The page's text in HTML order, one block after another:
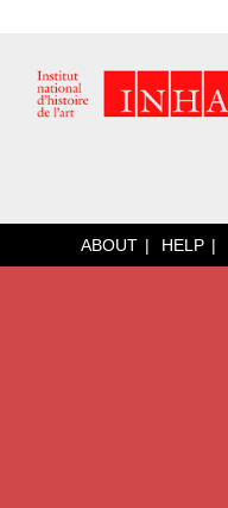
ABOUT HELP